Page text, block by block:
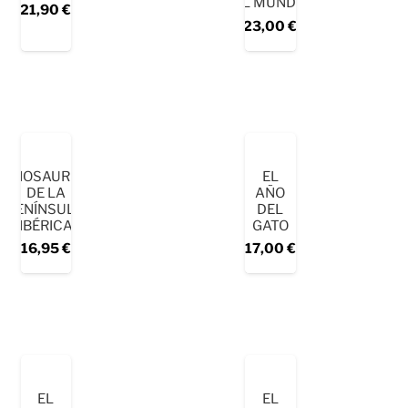
21,90€
23,00€
DE LA
PENÍNSULA
IBÉRICA
16,95€
EL
AÑO
DEL
GATO
17,00 €
EL
EL